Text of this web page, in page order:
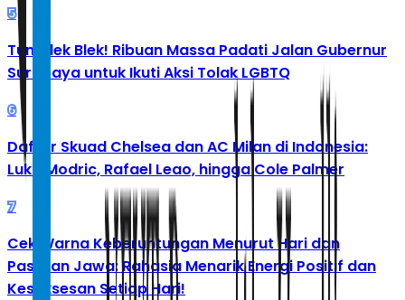
5
Tumplek Blek! Ribuan Massa Padati Jalan Gubernur
Surabaya untuk Ikuti Aksi Tolak LGBTQ
6
Daftar Skuad Chelsea dan AC Milan di Indonesia:
Luka Modric, Rafael Leao, hingga Cole Palmer
7
Cek Warna Keberuntungan Menurut Hari dan
Pasaran Jawa: Rahasia Menarik Energi Positif dan
Kesuksesan Setiap Hari!